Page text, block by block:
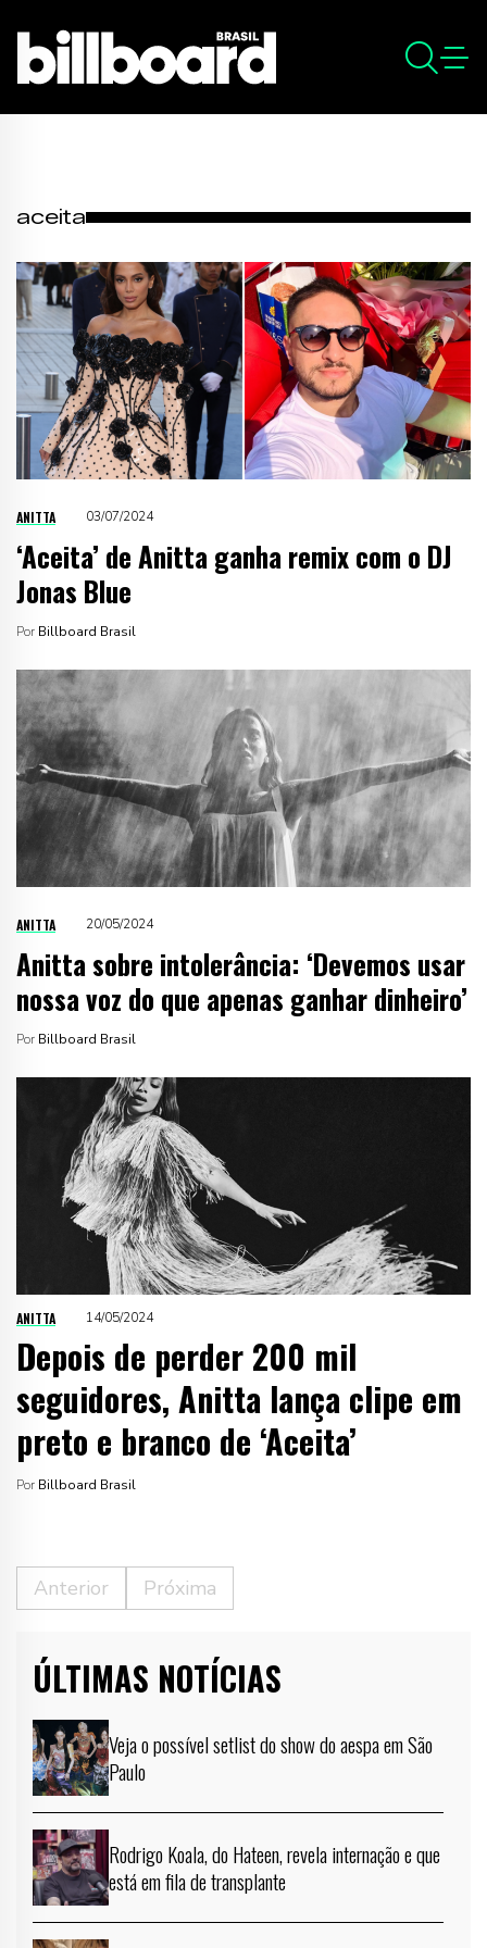
aceita
ANITTA 03/07/2024
‘Aceita’ de Anitta ganha remix com o DJ
Jonas Blue
Por Billboard Brasil
ANITTA 20/05/2024
Anitta sobre intolerância: ‘Devemos usar
nossa voz do que apenas ganhar dinheiro’
Por Billboard Brasil
ANITTA 14/05/2024
Depois de perder 200 mil
seguidores, Anitta lança clipe em
preto e branco de ‘Aceita’
Por Billboard Brasil
Anterior Próxima
ÚLTIMAS NOTÍCIAS
Veja o possível setlist do show do aespa em São
Paulo
Rodrigo Koala, do Hateen, revela internação e que
está em fila de transplante